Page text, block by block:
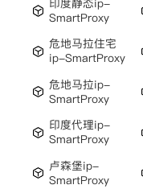
SmartProxy
危地马拉住宅
ip-SmartProxy
危地马拉ip-
SmartProxy
印度代理ip-
SmartProxy
卢森堡ip-
SmartProxy